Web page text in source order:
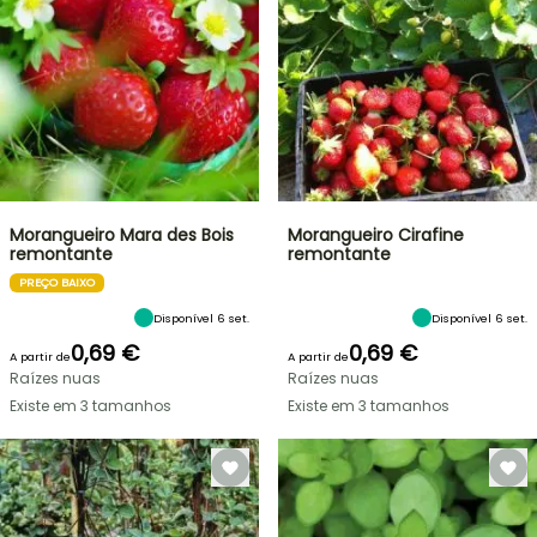
Morangueiro Mara des Bois
remontante
PREÇO BAIXO
Disponível 6 set.
A partir de0,69 €
Raízes nuas
Existe em 3 tamanhos
Morangueiro Cirafine
remontante
Disponível 6 set.
A partir de0,69 €
Raízes nuas
Existe em 3 tamanhos